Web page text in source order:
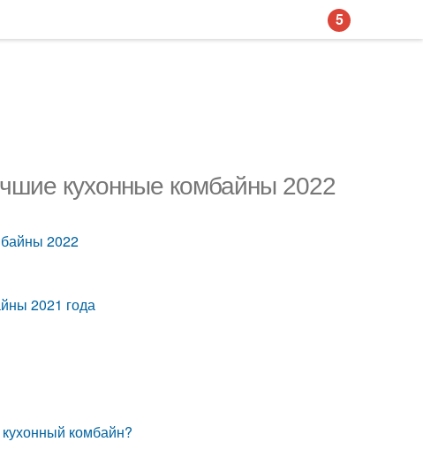
кухонные комбайны 2022
2022
2021 года
комбайн?
5